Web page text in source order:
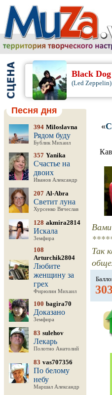
Black Dog
(Led Zeppelin)
Песня дня
394 Miloslavna
Рядом буду
Бублик Михаил
357 Yanika
Счастье на
двоих
Иванов Александр
207 Al-Abra
Светит луна
Хурсенко Вячеслав
128 akmira2814
Искала
Земфира
108
Arturchik2804
Любите
женщину за
грех
Фирюлин Михаил
100 bagira70
Доказано
Земфира
83 sulehov
Лекарь
Полотно Анатолий
83 vas707356
По белому
небу
Маршал Александр
«
Так